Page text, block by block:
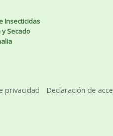
Insecticidas
y Secado
privacidad Declaración de